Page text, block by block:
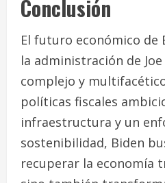
Conclusión
El futuro económico de
la administración de
complejo y
políticas fiscales
infraestructura y un
sostenibilidad, Biden
recuperar la economía